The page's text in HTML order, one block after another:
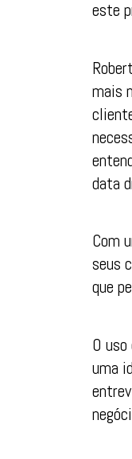
este
mais
data
Com
seus
que
O
uma